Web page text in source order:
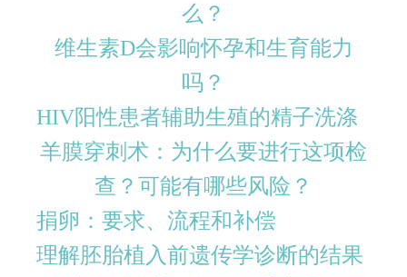
么？
维生素D会影响怀孕和生育能力
吗？
HIV阳性患者辅助生殖的精子洗涤
羊膜穿刺术：为什么要进行这项检
查？可能有哪些风险？
捐卵：要求、流程和补偿
理解胚胎植入前遗传学诊断的结果